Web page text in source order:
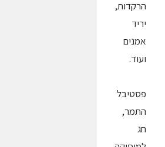
הרקדות,
יריד
אמנים
ועוד.
פסטיבל
התמר,
חג